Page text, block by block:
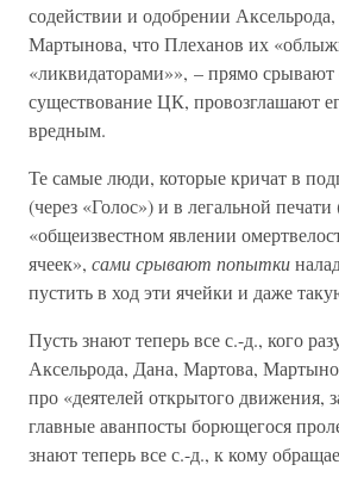
содействии и одобрении
Мартынова, что Плеханов их
«ликвидаторами»», – прямо срывают
существование ЦК, провозглашают
вредным.
Те самые люди, которые кричат в
(через «Голос») и в легальной
«общеизвестном явлении
ячеек», сами срывают попытки
пустить в ход эти ячейки и даже
Пусть знают теперь все с.-д., кого
Аксельрода, Дана, Мартова,
про «деятелей открытого движения,
главные аванпосты борющегося
знают теперь все с.-д., к кому